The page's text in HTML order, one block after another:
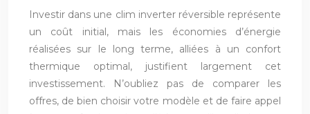
Investir dans une clim inverter réversible représente
un coût initial, mais les économies d’énergie
réalisées sur le long terme, alliées à un confort
thermique optimal, justifient largement cet
investissement. N’oubliez pas de comparer les
offres, de bien choisir votre modèle et de faire appel